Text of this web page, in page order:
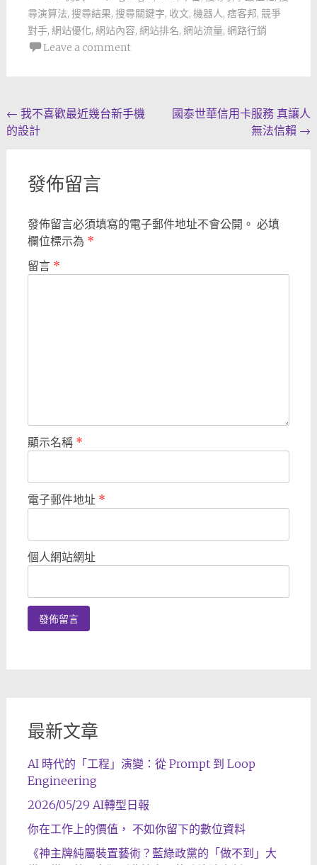
尋演算法, 搜尋結果, 搜尋關鍵字, 收文, 機器人, 痞客邦, 競爭
對手, 網站優化, 網站內容, 網站排名, 網站流量, 網路行銷
Leave a comment
Post
navigation
← 我不喜歡最近幾台新手機
的設計
國泰世華信用卡服務 真讓人
無法信賴 →
發佈留言
發佈留言必須填寫的電子郵件地址不會公開。 必填
欄位標示為 *
留言 *
顯示名稱 *
電子郵件地址 *
個人網站網址
最新文章
AI 時代的「工程」演變：從 Prompt 到 Loop
Engineering
2026/05/29 AI轉型日報
你在工作上的價值， 不如你留下的數位資料
《神主牌純屬裝置藝術？藍綠政黨的「做不到」大